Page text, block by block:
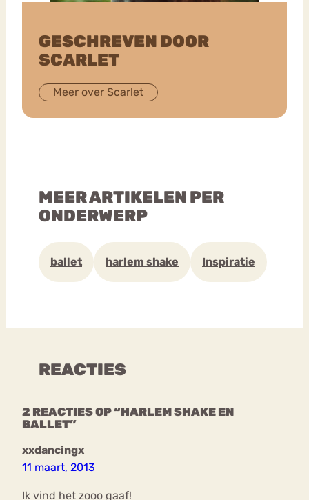
GESCHREVEN DOOR
SCARLET
Meer over Scarlet
MEER ARTIKELEN PER
ONDERWERP
ballet harlem shake Inspiratie
REACTIES
2 REACTIES OP “HARLEM SHAKE EN
BALLET”
xxdancingx
11 maart, 2013
Ik vind het zooo gaaf!